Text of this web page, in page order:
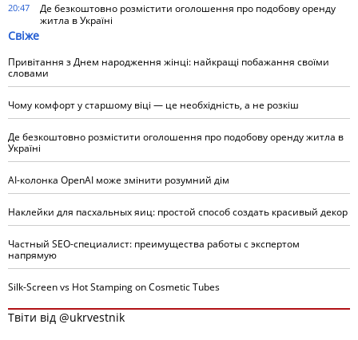
20:47
Де безкоштовно розмістити оголошення про подобову оренду
житла в Україні
Свіже
Привітання з Днем народження жінці: найкращі побажання своїми
словами
Чому комфорт у старшому віці — це необхідність, а не розкіш
Де безкоштовно розмістити оголошення про подобову оренду житла в
Україні
AI-колонка OpenAI може змінити розумний дім
Наклейки для пасхальных яиц: простой способ создать красивый декор
Частный SEO-специалист: преимущества работы с экспертом
напрямую
Silk-Screen vs Hot Stamping on Cosmetic Tubes
Твіти від @ukrvestnik